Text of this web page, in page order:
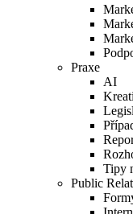
Praxe
AI
Tipy
Public